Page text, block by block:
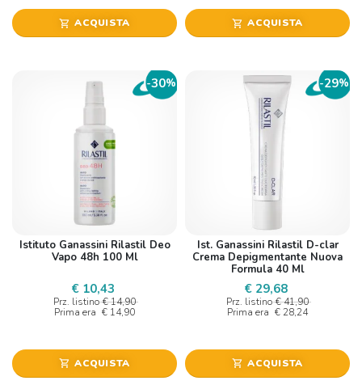
shopping_cart ACQUISTA shopping_cart ACQUISTA
-30%
Istituto Ganassini Rilastil Deo
Vapo 48h 100 Ml
€ 10,43
Prz. listino € 14,90
Prima era € 14,90
shopping_cart ACQUISTA
-29%
Ist. Ganassini Rilastil D-clar
Crema Depigmentante Nuova
Formula 40 Ml
€ 29,68
Prz. listino € 41,90
Prima era € 28,24
shopping_cart ACQUISTA